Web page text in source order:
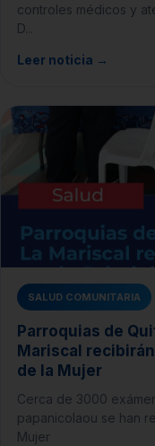
controles médicos y
D...
Leer noticia →
SALUD COMUNITARIA
Parroquias de
Mariscal
de la Mujer
Cerca de 3000
papanicolaou se han
Mujer